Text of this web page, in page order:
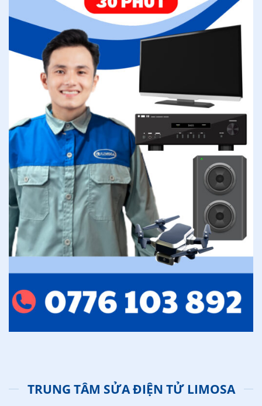
TRUNG TÂM SỬA ĐIỆN TỬ LIMOSA